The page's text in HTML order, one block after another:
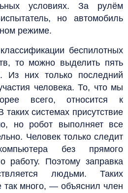
условиях. За рулём
но автомобиль
режиме.
беспилотных
то можно выделить пять
Из них только последний
человека. То, что мы
всего, относится к
системах присутствие
но робот выполняет все
Человек только следит
без прямого
работу. Поэтому заправка
людьми. Таких
так много, — объяснил член